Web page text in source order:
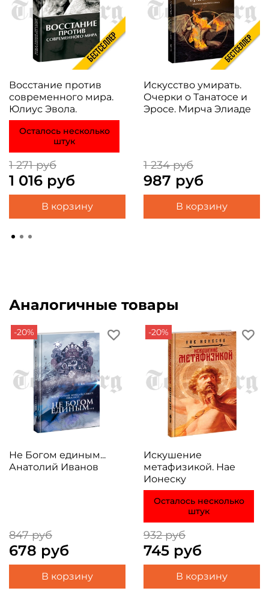
Восстание против
современного мира.
Юлиус Эвола.
Осталось несколько
штук
1 271 руб
1 016 руб
В корзину
Искусство умирать.
Очерки о Танатосе и
Эросе. Мирча Элиаде
1 234 руб
987 руб
В корзину
Аналогичные товары
-20%
Не Богом единым...
Анатолий Иванов
847 руб
678 руб
В корзину
-20%
Искушение
метафизикой. Нае
Ионеску
Осталось несколько
штук
932 руб
745 руб
В корзину